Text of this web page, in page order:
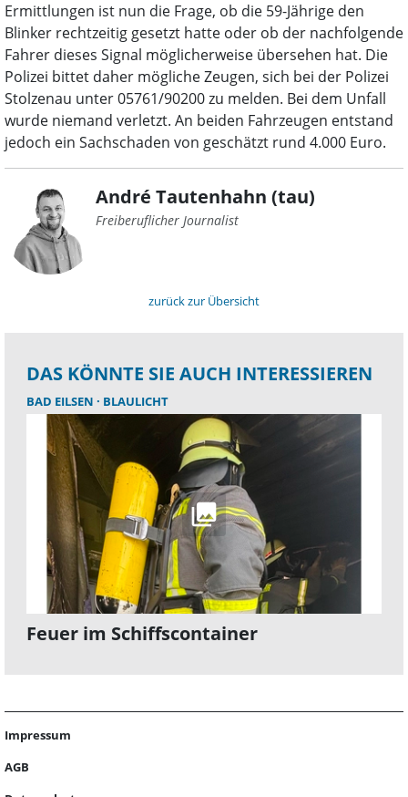
Ermittlungen ist nun die Frage, ob die 59-Jährige den
Blinker rechtzeitig gesetzt hatte oder ob der nachfolgende
Fahrer dieses Signal möglicherweise übersehen hat. Die
Polizei bittet daher mögliche Zeugen, sich bei der Polizei
Stolzenau unter 05761/90200 zu melden. Bei dem Unfall
wurde niemand verletzt. An beiden Fahrzeugen entstand
jedoch ein Sachschaden von geschätzt rund 4.000 Euro.
André Tautenhahn (tau)
Freiberuflicher Journalist
zurück zur Übersicht
DAS KÖNNTE SIE AUCH INTERESSIEREN
BAD EILSEN BLAULICHT
Feuer im Schiffscontainer
Impressum
AGB